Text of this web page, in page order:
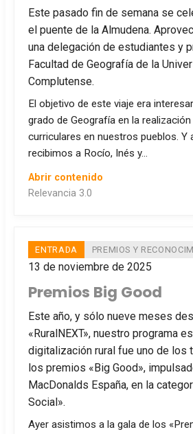
Este pasado fin de semana se
el puente de la Almudena.
una delegación de estudiantes y
Facultad de Geografía de la
Complutense.
El objetivo de este viaje era
grado de Geografía en la
curriculares en nuestros pueblos. Y
recibimos a Rocío, Inés y…
Abrir contenido
Relevancia 3.0
ENTRADA PREMIOS Y
13 de noviembre de 2025
Premios Big Good
Este año, y sólo nueve meses
«RuralNEXT», nuestro programa
digitalización rural fue uno de los
los premios «Big Good»,
MacDonalds España, en la
Social».
Ayer asistimos a la gala de los